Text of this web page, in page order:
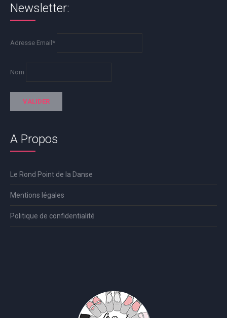
Newsletter:
Adresse Email*
Nom
A Propos
Le Rond Point de la Danse
Mentions légales
Politique de confidentialité